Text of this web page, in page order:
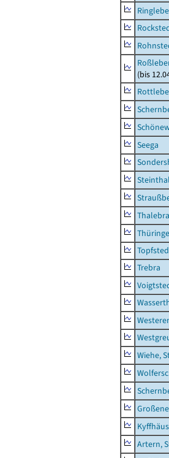
(bis
Seega
Thalebra
Trebra
Wiehe,
Artern,